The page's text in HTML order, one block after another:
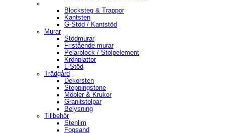
Blocksteg & Trappor
Kantsten
G-Stöd / Kantstöd
Murar
Stödmurar
Fristående murar
Pelarblock / Stolpelement
Krönplattor
L-Stöd
Trädgård
Dekorsten
Steppingstone
Möbler & Krukor
Granitstolpar
Belysning
Tillbehör
Stenlim
Fogsand